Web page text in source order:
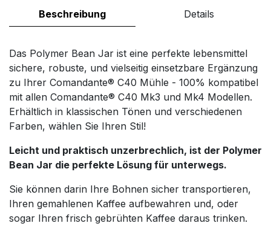
Beschreibung Details
Das Polymer Bean Jar ist eine perfekte lebensmittel
sichere, robuste, und vielseitig einsetzbare Ergänzung
zu Ihrer Comandante® C40 Mühle - 100% kompatibel
mit allen Comandante® C40 Mk3 und Mk4 Modellen.
Erhältlich in klassischen Tönen und verschiedenen
Farben, wählen Sie Ihren Stil!
Leicht und praktisch unzerbrechlich, ist der Polymer
Bean Jar die perfekte Lösung für unterwegs.
Sie können darin Ihre Bohnen sicher transportieren,
Ihren gemahlenen Kaffee aufbewahren und, oder
sogar Ihren frisch gebrühten Kaffee daraus trinken.